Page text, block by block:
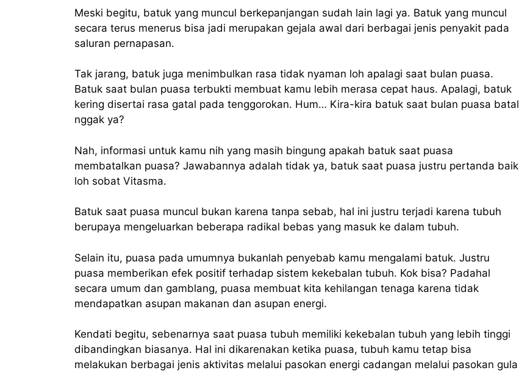
Meski begitu, batuk yang muncul berkepanjangan sudah lain lagi ya. Batuk yang muncul
secara terus menerus bisa jadi merupakan gejala awal dari berbagai jenis penyakit pada
saluran pernapasan.
Tak jarang, batuk juga menimbulkan rasa tidak nyaman loh apalagi saat bulan puasa.
Batuk saat bulan puasa terbukti membuat kamu lebih merasa cepat haus. Apalagi, batuk
kering disertai rasa gatal pada tenggorokan. Hum… Kira-kira batuk saat bulan puasa batal
nggak ya?
Nah, informasi untuk kamu nih yang masih bingung apakah batuk saat puasa
membatalkan puasa? Jawabannya adalah tidak ya, batuk saat puasa justru pertanda baik
loh sobat Vitasma.
Batuk saat puasa muncul bukan karena tanpa sebab, hal ini justru terjadi karena tubuh
berupaya mengeluarkan beberapa radikal bebas yang masuk ke dalam tubuh.
Selain itu, puasa pada umumnya bukanlah penyebab kamu mengalami batuk. Justru
puasa memberikan efek positif terhadap sistem kekebalan tubuh. Kok bisa? Padahal
secara umum dan gamblang, puasa membuat kita kehilangan tenaga karena tidak
mendapatkan asupan makanan dan asupan energi.
Kendati begitu, sebenarnya saat puasa tubuh memiliki kekebalan tubuh yang lebih tinggi
dibandingkan biasanya. Hal ini dikarenakan ketika puasa, tubuh kamu tetap bisa
melakukan berbagai jenis aktivitas melalui pasokan energi cadangan melalui pasokan gula